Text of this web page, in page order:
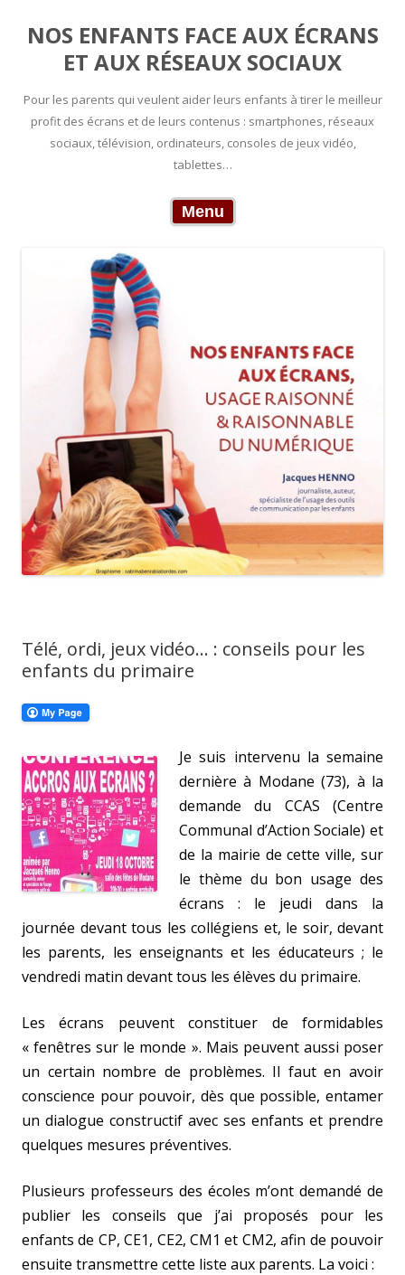
NOS ENFANTS FACE AUX ÉCRANS
ET AUX RÉSEAUX SOCIAUX
Pour les parents qui veulent aider leurs enfants à tirer le meilleur
profit des écrans et de leurs contenus : smartphones, réseaux
sociaux, télévision, ordinateurs, consoles de jeux vidéo,
tablettes…
Menu
Télé, ordi, jeux vidéo… : conseils pour les
enfants du primaire
Je suis intervenu la semaine
dernière à Modane (73), à la
demande du CCAS (Centre
Communal d’Action Sociale) et
de la mairie de cette ville, sur
le thème du bon usage des
écrans : le jeudi dans la
journée devant tous les collégiens et, le soir, devant
les parents, les enseignants et les éducateurs ; le
vendredi matin devant tous les élèves du primaire.
Les écrans peuvent constituer de formidables
« fenêtres sur le monde ». Mais peuvent aussi poser
un certain nombre de problèmes. Il faut en avoir
conscience pour pouvoir, dès que possible, entamer
un dialogue constructif avec ses enfants et prendre
quelques mesures préventives.
Plusieurs professeurs des écoles m’ont demandé de
publier les conseils que j’ai proposés pour les
enfants de CP, CE1, CE2, CM1 et CM2, afin de pouvoir
ensuite transmettre cette liste aux parents. La voici :